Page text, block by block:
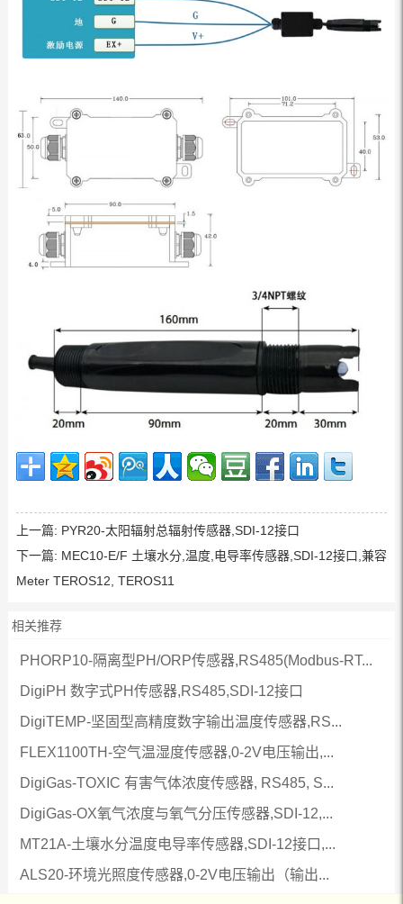
上一篇: PYR20-太阳辐射总辐射传感器,SDI-12接口
下一篇: MEC10-E/F 土壤水分,温度,电导率传感器,SDI-12接口,兼容
Meter TEROS12, TEROS11
相关推荐
PHORP10-隔离型PH/ORP传感器,RS485(Modbus-RT...
DigiPH 数字式PH传感器,RS485,SDI-12接口
DigiTEMP-坚固型高精度数字输出温度传感器,RS...
FLEX1100TH-空气温湿度传感器,0-2V电压输出,...
DigiGas-TOXIC 有害气体浓度传感器, RS485, S...
DigiGas-OX氧气浓度与氧气分压传感器,SDI-12,...
MT21A-土壤水分温度电导率传感器,SDI-12接口,...
ALS20-环境光照度传感器,0-2V电压输出（输出...